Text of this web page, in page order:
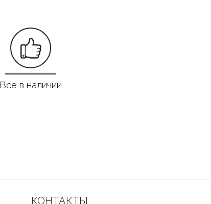
Все в наличии
КОНТАКТЫ